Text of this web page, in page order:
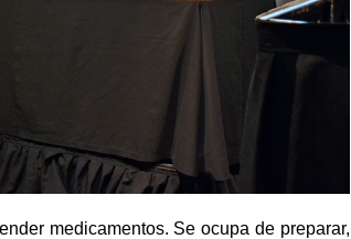
medicamentos. Se ocupa de preparar,